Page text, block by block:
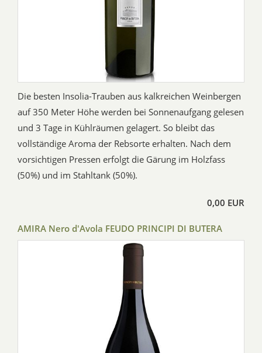
Die besten Insolia-Trauben aus kalkreichen Weinbergen
auf 350 Meter Höhe werden bei Sonnenaufgang gelesen
und 3 Tage in Kühlräumen gelagert. So bleibt das
vollständige Aroma der Rebsorte erhalten. Nach dem
vorsichtigen Pressen erfolgt die Gärung im Holzfass
(50%) und im Stahltank (50%).
0,00 EUR
AMIRA Nero d'Avola FEUDO PRINCIPI DI BUTERA